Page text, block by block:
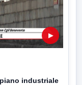
▶
industriale